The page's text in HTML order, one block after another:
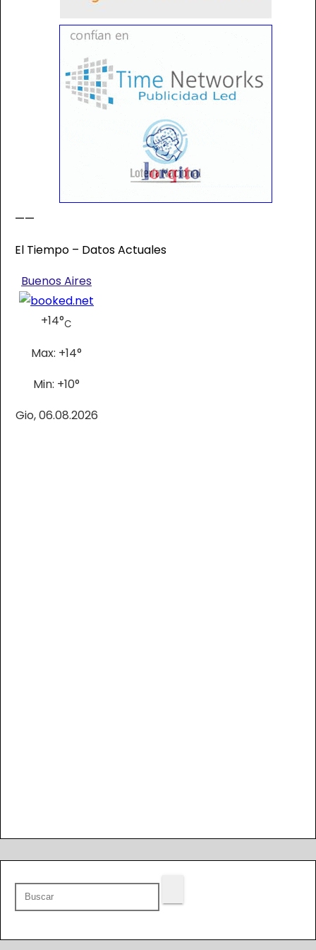
——
El Tiempo – Datos Actuales
Buenos Aires
+14°C
Max: +14°
Min: +10°
Gio, 06.08.2026